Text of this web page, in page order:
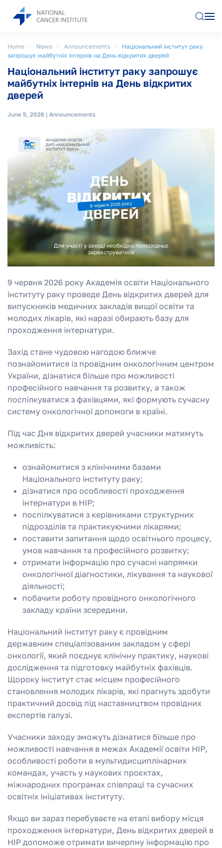
Home News Announcements
Національний інститут раку
запрошує майбутніх інтернів на День відкритих дверей
Національний інститут раку запрошує
майбутніх інтернів на День відкритих
дверей
June 5, 2026 | Announcements
9 червня 2026 року Академія освіти Національного
інституту раку проведе День відкритих дверей для
випускників медичних закладів вищої освіти та
молодих лікарів, які наразі обирають базу для
проходження інтернатури.
Захід стане чудовою нагодою ближче
познайомитися із провідним онкологічним центром
України, дізнатися більше про можливості
професійного навчання та розвитку, а також
поспілкуватися з фахівцями, які формують сучасну
систему онкологічної допомоги в країні.
Під час Дня відкритих дверей учасники матимуть
можливість:
ознайомитися з клінічними базами
Національного інституту раку;
дізнатися про особливості проходження
інтернатури в НІР;
поспілкуватися з керівниками структурних
підрозділів та практикуючими лікарями;
поставити запитання щодо освітнього процесу,
умов навчання та професійного розвитку;
отримати інформацію про сучасні напрямки
онкологічної діагностики, лікування та наукової
діяльності;
побачити роботу провідного онкологічного
закладу країни зсередини.
Національний інститут раку є провідним
державним спеціалізованим закладом у сфері
онкології, який поєднує клінічну практику, наукові
дослідження та підготовку майбутніх фахівців.
Щороку інститут стає місцем професійного
становлення молодих лікарів, які прагнуть здобути
практичний досвід під наставництвом провідних
експертів галузі.
Учасники заходу зможуть дізнатися більше про
можливості навчання в межах Академії освіти НІР,
особливості роботи в мультидисциплінарних
командах, участь у наукових проєктах,
міжнародних програмах співпраці та сучасних
освітніх ініціативах інституту.
Якщо ви зараз перебуваєте на етапі вибору місця
проходження інтернатури, День відкритих дверей в
НІР допоможе отримати вичерпну інформацію про